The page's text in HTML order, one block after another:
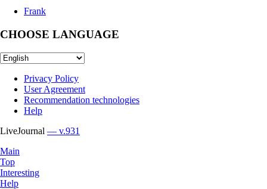
Frank
CHOOSE LANGUAGE
Privacy Policy
User Agreement
Recommendation technologies
Help
LiveJournal — v.931
Main
Top
Interesting
Help